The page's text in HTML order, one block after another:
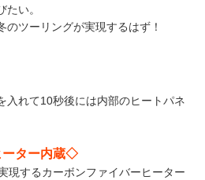
い。
のツーリングが実現するはず！
入れて10秒後には内部のヒートパネ
ーター内蔵◇
現するカーボンファイバーヒーター